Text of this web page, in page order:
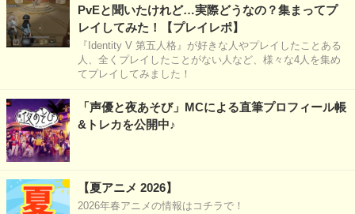
PvEと聞いたけれど…実際どうなの？集まってプ
レイしてみた！【プレイレポ】
『Identity V 第五人格』が好きな人やプレイしたことある
人、全くプレイしたことがない人など、様々な4人を集め
てプレイしてみました！
「声優と夜あそび」MCによる直筆プロフィール帳
&トレカを公開中♪
【夏アニメ 2026】
2026年春アニメの情報はコチラで！